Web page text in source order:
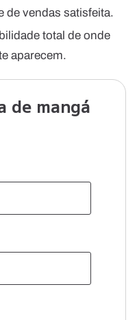
de vendas satisfeita.
total de onde
aparecem.
de mangá